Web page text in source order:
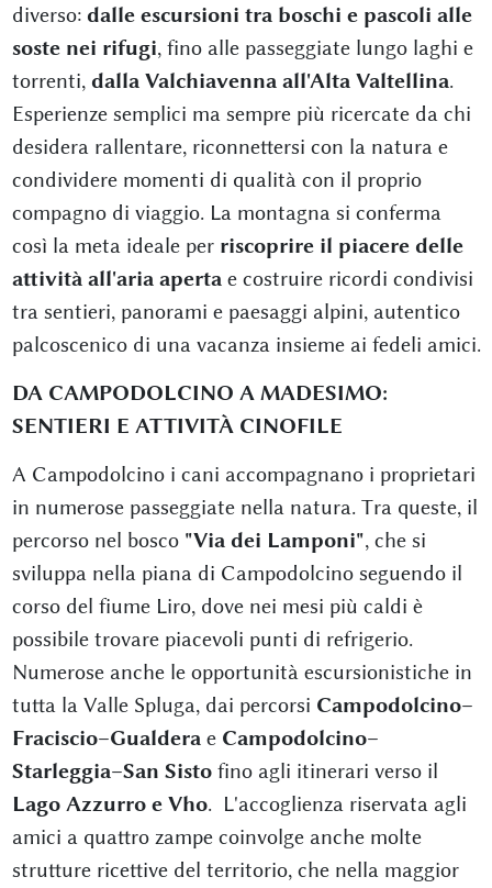
diverso: dalle escursioni tra boschi e pascoli alle
soste nei rifugi, fino alle passeggiate lungo laghi e
torrenti, dalla Valchiavenna all'Alta Valtellina.
Esperienze semplici ma sempre più ricercate da chi
desidera rallentare, riconnettersi con la natura e
condividere momenti di qualità con il proprio
compagno di viaggio. La montagna si conferma
così la meta ideale perriscoprire il piacere delle
attività all'aria apertae costruire ricordi condivisi
tra sentieri, panorami e paesaggi alpini, autentico
palcoscenico di una vacanza insieme ai fedeli amici.
DA CAMPODOLCINO A MADESIMO:
SENTIERI E ATTIVITÀ CINOFILE
A Campodolcino i cani accompagnano i proprietari
in numerose passeggiate nella natura. Tra queste, il
percorso nel bosco "Via dei Lamponi", che si
sviluppa nella piana di Campodolcino seguendo il
corso del fiume Liro, dove nei mesi più caldi è
possibile trovare piacevoli punti di refrigerio.
Numerose anche le opportunità escursionistiche in
tutta la Valle Spluga, dai percorsi Campodolcino–
Fraciscio–Gualderae Campodolcino–
Starleggia–San Sistofino agli itinerari verso il
Lago Azzurro e Vho. L'accoglienza riservata agli
amici a quattro zampe coinvolge anche molte
strutture ricettive del territorio, che nella maggior